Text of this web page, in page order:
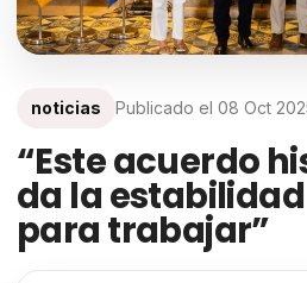
noticias Publicado el 08 Oct
“Este acuerdo
da la
para trabajar”